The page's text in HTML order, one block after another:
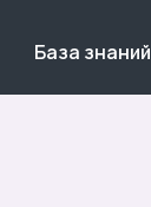
База знаний